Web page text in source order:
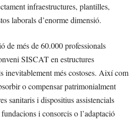
infraestructures, plantilles,
laborals d’enorme dimensió.
de més de 60.000 professionals
SISCAT en estructures
inevitablement més costoses. Així com
o compensar patrimonialment
sanitaris i dispositius assistencials
i consorcis o l’adaptació